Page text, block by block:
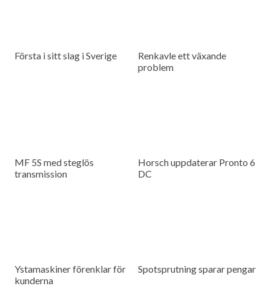
Första i sitt slag i Sverige
Renkavle ett växande
problem
MF 5S med steglös
transmission
Horsch uppdaterar Pronto 6
DC
Ystamaskiner förenklar för
kunderna
Spotsprutning sparar pengar